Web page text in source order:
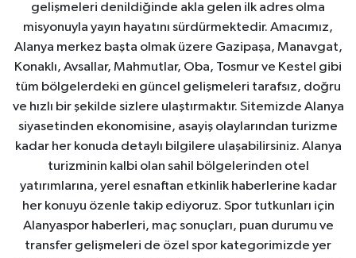
gelişmeleri denildiğinde akla gelen ilk adres olma
misyonuyla yayın hayatını sürdürmektedir. Amacımız,
Alanya merkez başta olmak üzere Gazipaşa, Manavgat,
Konaklı, Avsallar, Mahmutlar, Oba, Tosmur ve Kestel gibi
tüm bölgelerdeki en güncel gelişmeleri tarafsız, doğru
ve hızlı bir şekilde sizlere ulaştırmaktır. Sitemizde Alanya
siyasetinden ekonomisine, asayiş olaylarından turizme
kadar her konuda detaylı bilgilere ulaşabilirsiniz. Alanya
turizminin kalbi olan sahil bölgelerinden otel
yatırımlarına, yerel esnaftan etkinlik haberlerine kadar
her konuyu özenle takip ediyoruz. Spor tutkunları için
Alanyaspor haberleri, maç sonuçları, puan durumu ve
transfer gelişmeleri de özel spor kategorimizde yer